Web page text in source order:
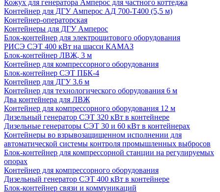
Кожух для генератора Амперос для частного коттеджа
Контейнер для ДГУ Амперос АД 700-Т400 (5,5 м)
Контейнер-операторская
Контейнеры для ДГУ Амперос
Блок-контейнер для электрощитового оборудования
РИСЭ СЭТ 400 кВт на шасси КАМАЗ
Блок-контейнер ЛВЖ, 3 м
Контейнер для компрессорного оборудования
Блок-контейнер СЭТ ПБК-4
Контейнер для ДГУ 3.6 м
Контейнер для технологического оборудования 6 м
Два контейнера для ЛВЖ
Контейнер для компрессорного оборудования 12 м
Дизельный генератор СЭТ 320 кВт в контейнере
Дизельные генераторы СЭТ 30 и 60 кВт в контейнерах
Контейнеры во взрывозащищенном исполнении для
автоматической системы контроля промышленных выбросов
Блок-контейнер для компрессорной станции на регулируемых
опорах
Контейнер для компрессорного оборудования
Дизельный генератор СЭТ 400 кВт в контейнере
Блок-контейнер связи и коммуникаций